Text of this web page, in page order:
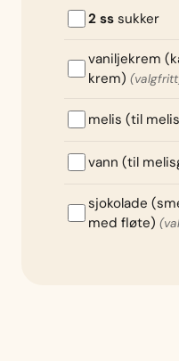
2 ss sukker
vaniljekrem
krem)
melis (til
vann (til
sjokolade
med fløte)